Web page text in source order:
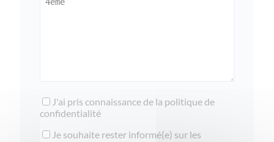
J'ai pris connaissance de la politique de
confidentialité
Je souhaite rester informé(e) sur les